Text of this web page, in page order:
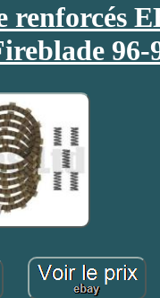
renforcés
96-